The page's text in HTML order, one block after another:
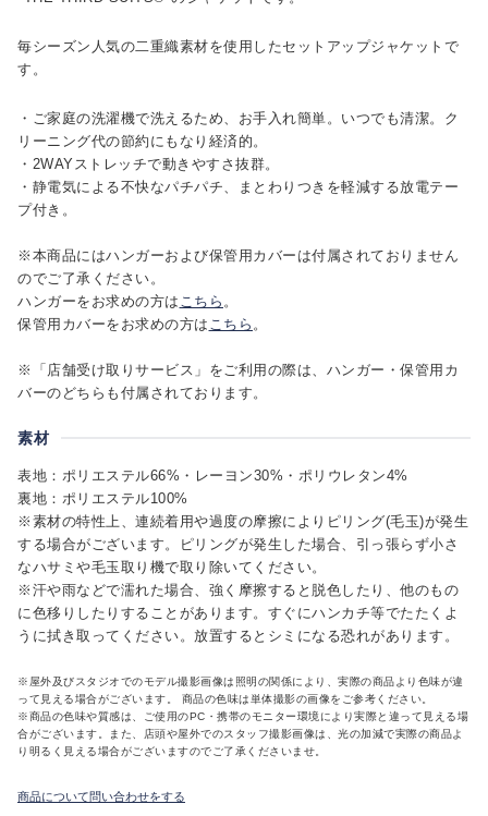
毎シーズン人気の二重織素材を使用したセットアップジャケットで
す。
・ご家庭の洗濯機で洗えるため、お手入れ簡単。いつでも清潔。ク
リーニング代の節約にもなり経済的。
・2WAYストレッチで動きやすさ抜群。
・静電気による不快なパチパチ、まとわりつきを軽減する放電テー
プ付き。
※本商品にはハンガーおよび保管用カバーは付属されておりません
のでご了承ください。
ハンガーをお求めの方は こちら 。
保管用カバーをお求めの方は こちら 。
※「店舗受け取りサービス」をご利用の際は、ハンガー・保管用カ
バーのどちらも付属されております。
素材
表地：ポリエステル66%・レーヨン30%・ポリウレタン4%
裏地：ポリエステル100%
※素材の特性上、連続着用や過度の摩擦によりピリング(毛玉)が発生
する場合がございます。ピリングが発生した場合、引っ張らず小さ
なハサミや毛玉取り機で取り除いてください。
※汗や雨などで濡れた場合、強く摩擦すると脱色したり、他のもの
に色移りしたりすることがあります。すぐにハンカチ等でたたくよ
うに拭き取ってください。放置するとシミになる恐れがあります。
※屋外及びスタジオでのモデル撮影画像は照明の関係により、実際の商品より色味が違
って見える場合がございます。 商品の色味は単体撮影の画像をご参考ください。
※商品の色味や質感は、ご使用のPC・携帯のモニター環境により実際と違って見える場
合がございます。また、店頭や屋外でのスタッフ撮影画像は、光の加減で実際の商品よ
り明るく見える場合がございますのでご了承くださいませ。
商品について問い合わせをする